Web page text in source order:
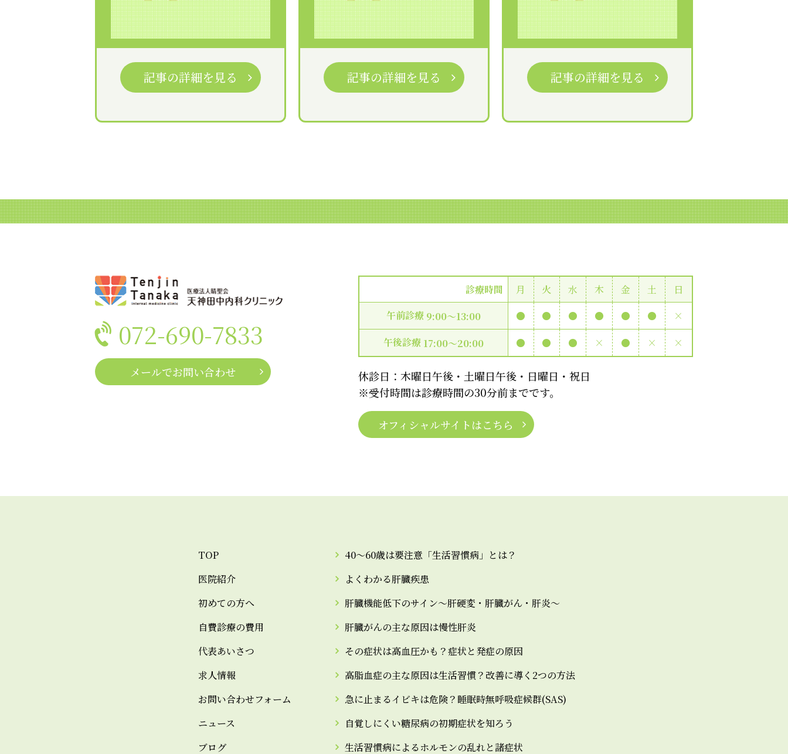
記事の詳細を見る 記事の詳細を見る 記事の詳細を見る
072-690-7833
メールでお問い合わせ
診療時間 月 火 水 木 金 土
日
午前診療 9:00〜13:00 ● ● ● ● ● ●
×
午後診療 17:00〜20:00 ● ● ● × ● × ×
休診日：木曜日午後・土曜日午後・日曜日・祝日
※受付時間は診療時間の30分前までです。
オフィシャルサイトはこちら
TOP
医院紹介
初めての方へ
自費診療の費用
代表あいさつ
求人情報
お問い合わせフォーム
ニュース
ブログ
40～60歳は要注意「生活習慣病」とは？
よくわかる肝臓疾患
肝臓機能低下のサイン～肝硬変・肝臓がん・肝炎～
肝臓がんの主な原因は慢性肝炎
その症状は高血圧かも？症状と発症の原因
高脂血症の主な原因は生活習慣？改善に導く2つの方法
急に止まるイビキは危険？睡眠時無呼吸症候群(SAS)
自覚しにくい糖尿病の初期症状を知ろう
生活習慣病によるホルモンの乱れと諸症状